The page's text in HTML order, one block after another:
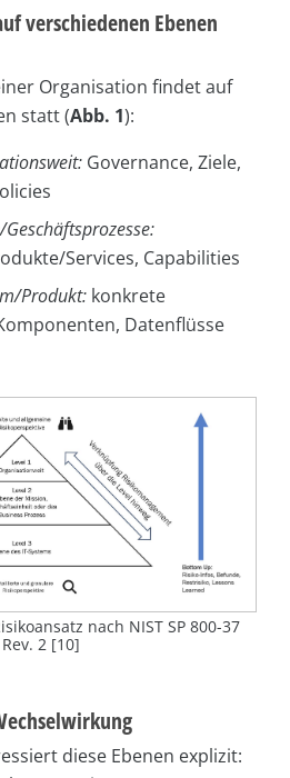
verschiedenen Ebenen
Organisation findet auf
statt (Abb. 1):
Governance, Ziele,
Services, Capabilities
Produkt: konkrete
Datenflüsse
nach NIST SP 800-37
Rev. 2 [10]
diese Ebenen explizit: